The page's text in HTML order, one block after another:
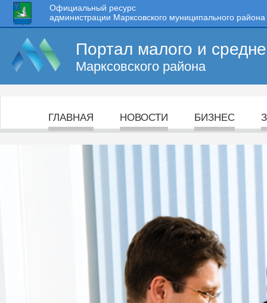
Официальный ресурс
администрации Марксовского муниципального района
Портал малого и
Марксовского района
ГЛАВНАЯ НОВОСТИ БИЗНЕС